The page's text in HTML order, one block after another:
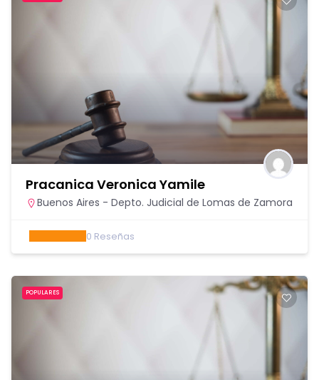
Pracanica Veronica Yamile
Buenos Aires - Depto. Judicial de Lomas de Zamora
0 Reseñas
POPULARES